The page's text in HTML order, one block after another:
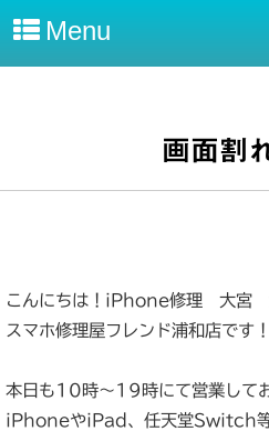
Menu
画面割
こんにちは！iPhone修理 大宮
スマホ修理屋フレンド浦和店です！
本日も10時～19時にて営業して
iPhoneやiPad、任天堂Switch等